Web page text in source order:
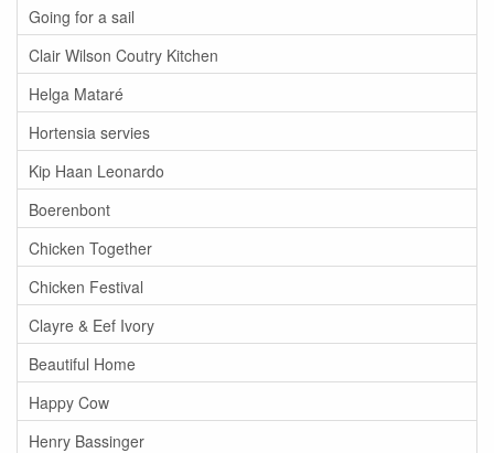
Going for a sail
Clair Wilson Coutry Kitchen
Helga Mataré
Hortensia servies
Kip Haan Leonardo
Boerenbont
Chicken Together
Chicken Festival
Clayre & Eef Ivory
Beautiful Home
Happy Cow
Henry Bassinger